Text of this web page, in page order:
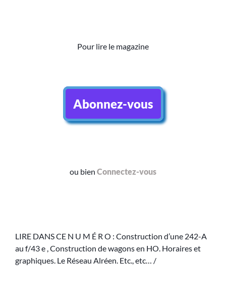
Pour lire le magazine
Abonnez-vous
ou bien Connectez-vous
LIRE DANS CE N U M É R O : Construction d’une 242-A
au f/43 e , Construction de wagons en HO. Horaires et
graphiques. Le Réseau Alréen. Etc., etc… /